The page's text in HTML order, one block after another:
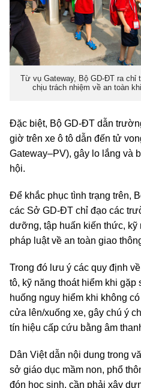
Từ vụ Gateway, Bộ GD-ĐT ra
chịu trách nhiệm về an toàn
Đặc biệt, Bộ GD-ĐT dẫn
giờ trên xe ô tô dẫn đến tử
Gateway–PV), gây lo lắng và
hội.
Để khắc phục tình trạng trên,
các Sở GD-ĐT chỉ đạo các
dưỡng, tập huấn kiến thức, kỹ
pháp luật về an toàn giao
Trong đó lưu ý các quy định
tô, kỹ năng thoát hiểm khi
huống nguy hiểm khi không
cửa lên/xuống xe, gây chú ý
tín hiệu cấp cứu bằng âm
Dân Việt dẫn nội dung trong
sở giáo dục mầm non, phổ
đón học sinh, cần phải xây